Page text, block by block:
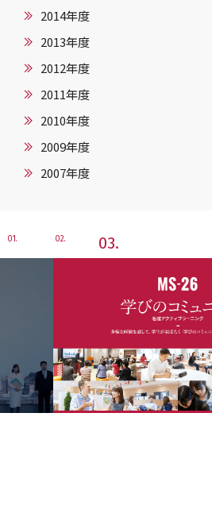
2014年度
2013年度
2012年度
2011年度
2010年度
2009年度
2007年度
1 2 3